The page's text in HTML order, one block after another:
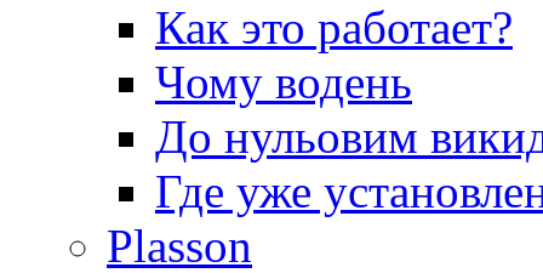
Как это работает?
Чому водень
До нульовим
Где уже
Plasson